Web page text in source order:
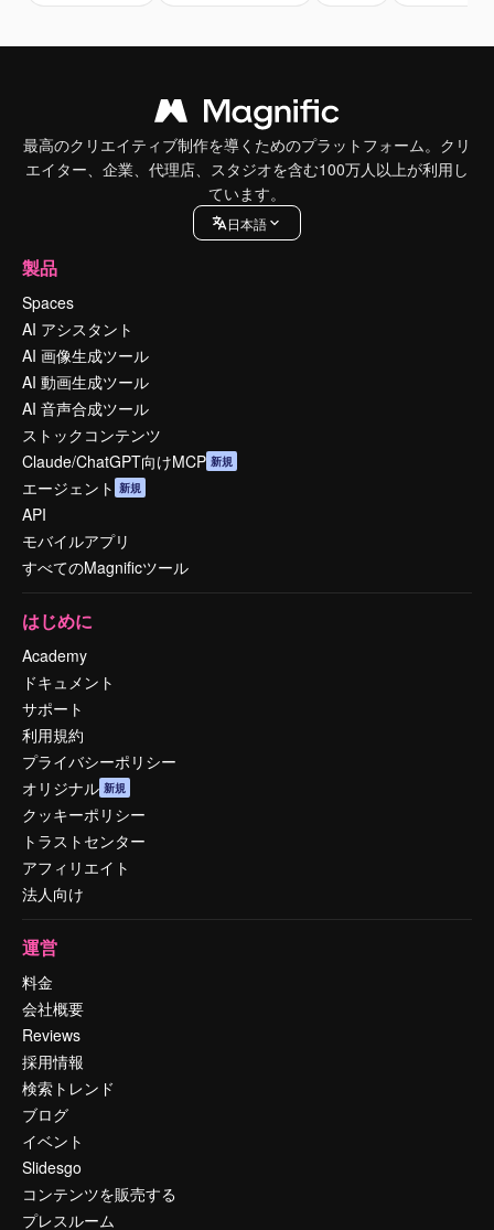
最高のクリエイティブ制作を導くためのプラットフォーム。クリ
エイター、企業、代理店、スタジオを含む100万人以上が利用し
ています。
日本語
製品
Spaces
AI アシスタント
AI 画像生成ツール
AI 動画生成ツール
AI 音声合成ツール
ストックコンテンツ
Claude/ChatGPT向けMCP 新規
エージェント 新規
API
モバイルアプリ
すべてのMagnificツール
はじめに
Academy
ドキュメント
サポート
利用規約
プライバシーポリシー
オリジナル 新規
クッキーポリシー
トラストセンター
アフィリエイト
法人向け
運営
料金
会社概要
Reviews
採用情報
検索トレンド
ブログ
イベント
Slidesgo
コンテンツを販売する
プレスルーム